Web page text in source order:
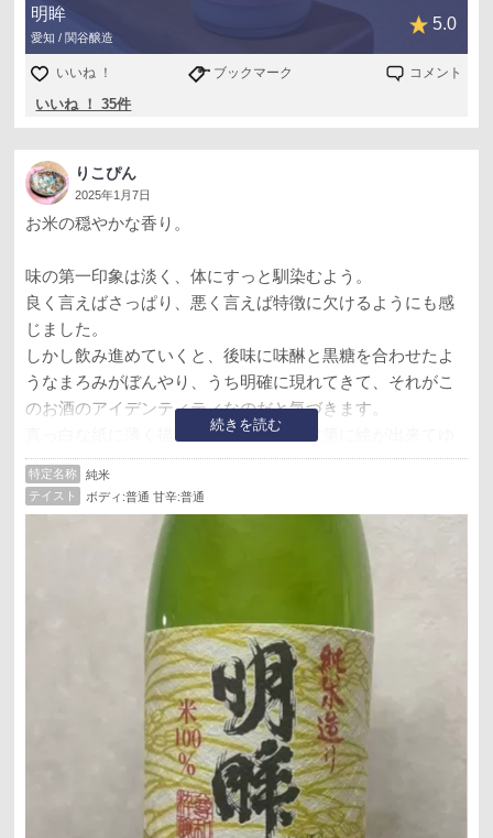
もっと評価されてほしいお酒です
明眸
愛知 / 関谷醸造
5.0
いいね ！ ブックマーク コメント
いいね ！ 35件
りこぴん
2025年1月7日
続きを読む
お米の穏やかな香り。
味の第一印象は淡く、体にすっと馴染むよう。
良く言えばさっぱり、悪く言えば特徴に欠けるようにも感
じました。
しかし飲み進めていくと、後味に味醂と黒糖を合わせたよ
うなまろみがぼんやり、うち明確に現れてきて、それがこ
のお酒のアイデンティティなのだと気づきます。
真っ白な紙に薄く描いたアタリから、次第に絵が出来てゆ
くような感覚。
さっぱり感と醇酒の重みが共存した、この軽いような重い
ような味わいは、愛知県のお酒でたびたび出会います。地
域特有のものなのでしょうか？
味わいにクセが無いため様々な料理に合わせられると思い
ます。強いていえば、米感が豊かなので和食が良さそうで
飲めば飲むほど味の出る、昔ながらの純米酒という感じで
特定名称
純米
テイスト
ボディ:普通 甘辛:普通